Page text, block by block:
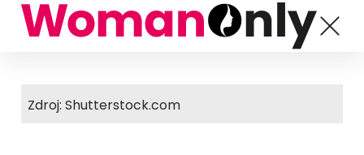
Zdroj: Shutterstock.com